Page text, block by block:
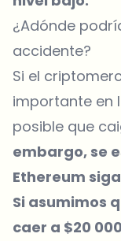
¿Adónde
accidente?
Si el
importante en
posible que
embargo, se
Ethereum
Si asumimos
caer a $20